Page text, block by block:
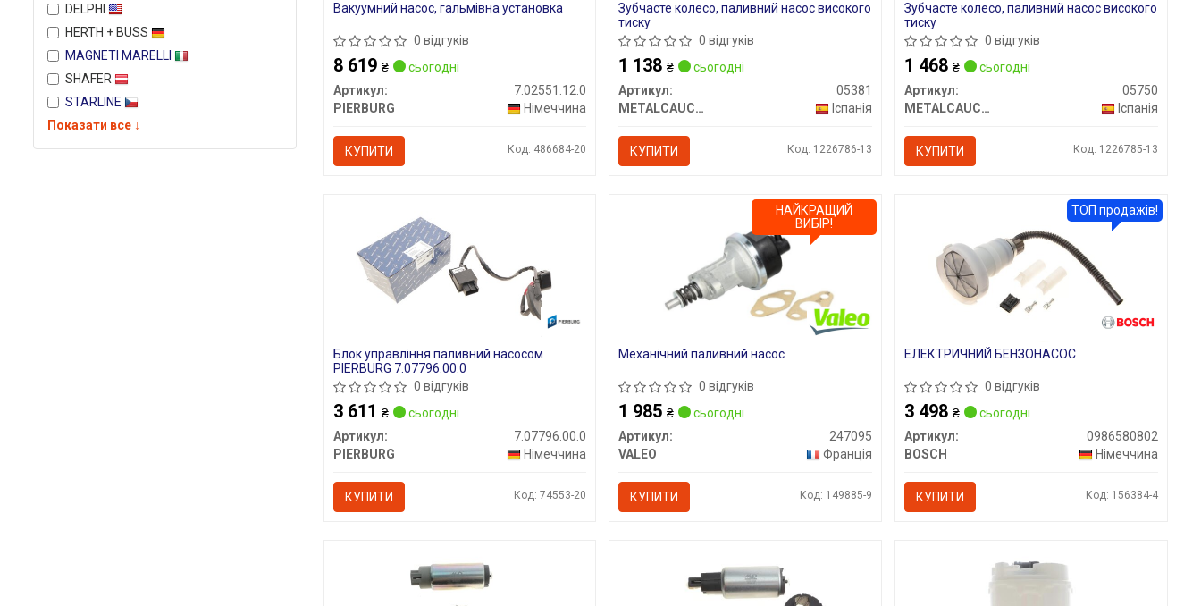
DELPHI
HERTH + BUSS
MAGNETI MARELLI
SHAFER
STARLINE
Показати все ↓
Вакуумний насос, гальмівна установка
0 відгуків
8 619 ₴
сьогодні
Артикул:
7.02551.12.0
PIERBURG
Німеччина
КУПИТИ Код: 486684-20
Зубчасте колесо, паливний насос високого
тиску
0 відгуків
1 138₴
сьогодні
Артикул:
05381
METALCAUCHO
Іспанія
КУПИТИ Код: 1226786-13
Зубчасте колесо, паливний насос високого
тиску
0 відгуків
1 468₴
сьогодні
Артикул:
05750
METALCAUCHO
Іспанія
КУПИТИ Код: 1226785-13
Блок управління паливний насосом
PIERBURG 7.07796.00.0
0 відгуків
3 611 ₴
сьогодні
Артикул:
7.07796.00.0
PIERBURG
Німеччина
КУПИТИ Код: 74553-20
Механічний паливний насос
0 відгуків
1 985₴
сьогодні
Артикул:
247095
VALEO
Франція
КУПИТИ Код: 149885-9
НАЙКРАЩИЙ
ВИБІР!
ЕЛЕКТРИЧНИЙ БЕНЗОНАСОС
0 відгуків
3 498₴
сьогодні
Артикул:
0986580802
BOSCH
Німеччина
КУПИТИ Код: 156384-4
ТОП продажів!